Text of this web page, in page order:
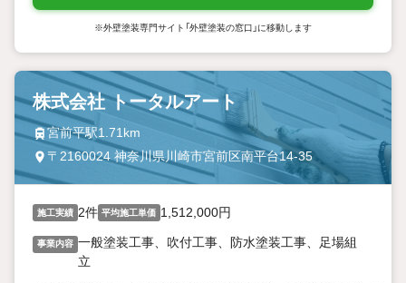
※外壁塗装専門サイト「外壁塗装の窓口」に移動します
株式会社 トータルアート
宮前平駅1.71km
〒2160024 神奈川県川崎市宮前区南平台14-35
施工実績 2件 平均施工単価 1,512,000円
事業内容 一般塗装工事、吹付工事、防水塗装工事、足場組
立